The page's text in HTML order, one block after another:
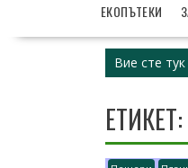
ЕКОПЪТЕКИ
Вие сте тук
ЕТИКЕТ: